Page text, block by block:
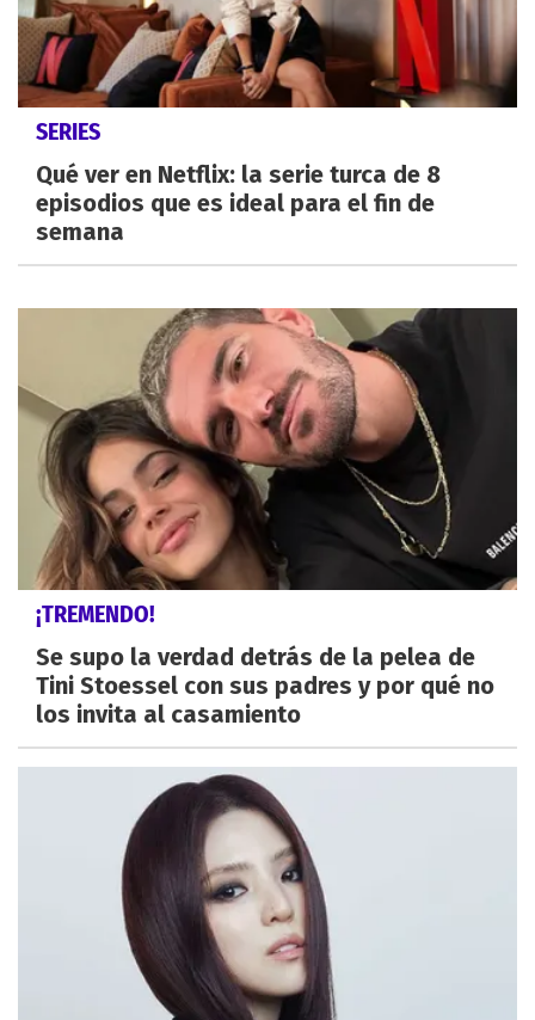
SERIES
Qué ver en Netflix: la serie turca de 8
episodios que es ideal para el fin de
semana
¡TREMENDO!
Se supo la verdad detrás de la pelea de
Tini Stoessel con sus padres y por qué no
los invita al casamiento